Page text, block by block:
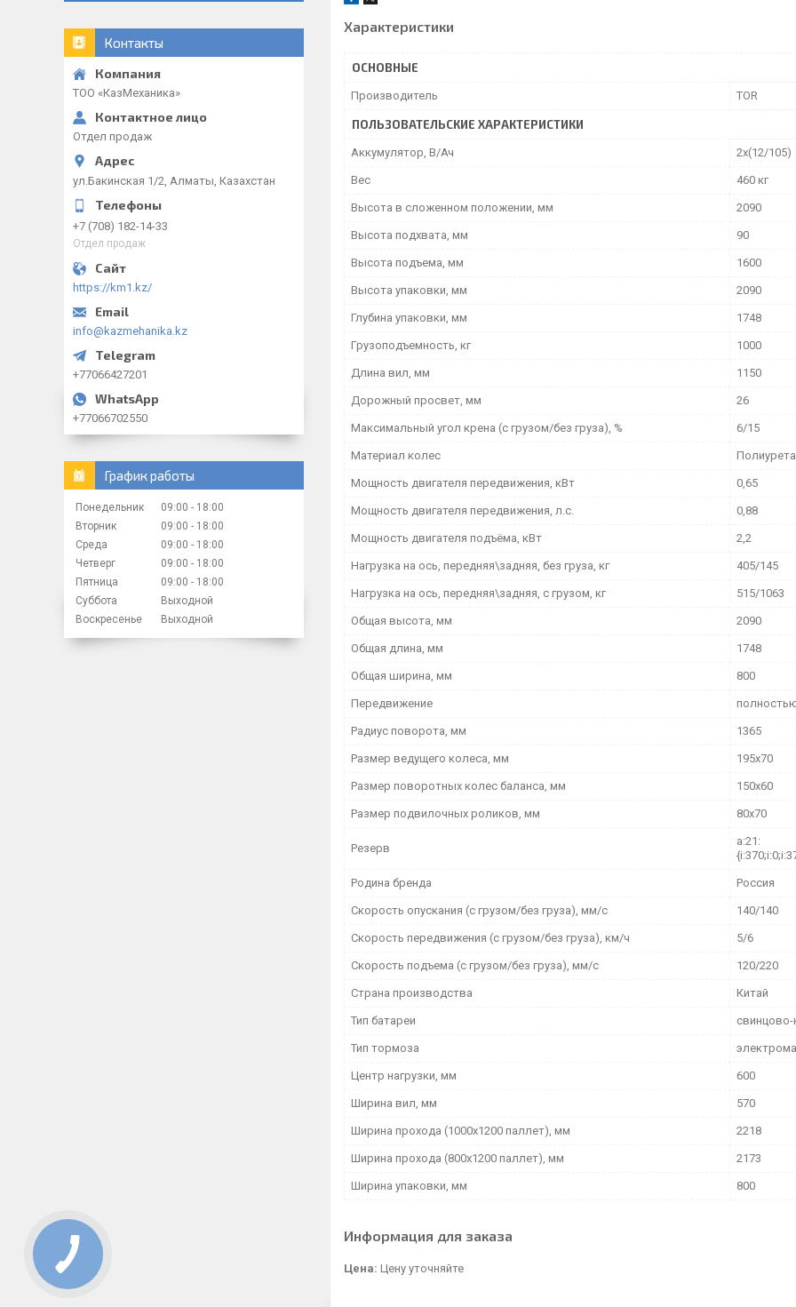
Характеристики
ОСНОВНЫЕ
Производитель TOR
ПОЛЬЗОВАТЕЛЬСКИЕ ХАРАКТЕРИСТИКИ
Аккумулятор, В/Ач 2х(12/105)
Вес 460 кг
Высота в сложенном положении, мм 2090
Высота подхвата, мм 90
Высота подъема, мм 1600
Высота упаковки, мм 2090
Глубина упаковки, мм 1748
Грузоподъемность, кг 1000
Длина вил, мм 1150
Дорожный просвет, мм 26
Максимальный угол крена (с грузом/без груза), % 6/15
Материал колес
Мощность двигателя передвижения, кВт 0,65
Мощность двигателя передвижения, л.с. 0,88
Мощность двигателя подъёма, кВт 2,2
Нагрузка на ось, передняя\задняя, без груза, кг 405/145
Нагрузка на ось, передняя\задняя, с грузом, кг 515/1063
Общая высота, мм 2090
Общая длина, мм 1748
Общая ширина, мм 800
Передвижение
Радиус поворота, мм 1365
Размер ведущего колеса, мм 195х70
Размер поворотных колес баланса, мм 150х60
Размер подвилочных роликов, мм 80х70
Резерв
a:21:
Родина бренда Россия
Скорость опускания (с грузом/без груза), мм/с 140/140
Скорость передвижения (с грузом/без груза), км/ч 5/6
Скорость подъема (с грузом/без груза), мм/с 120/220
Страна производства Китай
Тип батареи
Тип тормоза
Центр нагрузки, мм 600
Ширина вил, мм 570
Ширина прохода (1000х1200 паллет), мм 2218
Ширина прохода (800х1200 паллет), мм 2173
Ширина упаковки, мм 800
Информация для заказа
Цена: Цену уточняйте
Контакты
ТОО «‎КазМеханика»
Отдел продаж
ул.Бакинская 1/2, Алматы, Казахстан
+7 (708) 182-14-33
Отдел продаж
https://km1.kz/
info@kazmehanika.kz
+77066427201
+77066702550
График работы
Понедельник 09:00
18:00
Вторник
09:00
18:00
Среда
09:00
18:00
Четверг
09:00
18:00
Пятница
09:00
18:00
Суббота
Выходной
Воскресенье
Выходной